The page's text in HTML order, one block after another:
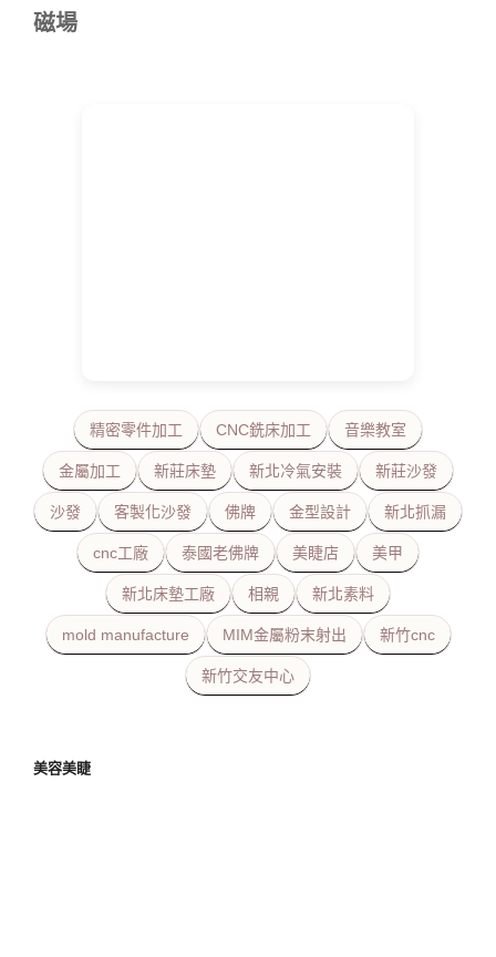
磁場
精密零件加工 CNC銑床加工 音樂教室
金屬加工 新莊床墊 新北冷氣安裝 新莊沙發
沙發 客製化沙發 佛牌 金型設計 新北抓漏
cnc工廠 泰國老佛牌 美睫店 美甲
新北床墊工廠 相親 新北素料
mold manufacture MIM金屬粉末射出 新竹cnc
新竹交友中心
美容美睫